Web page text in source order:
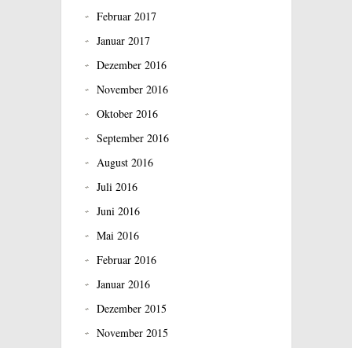
Februar 2017
Januar 2017
Dezember 2016
November 2016
Oktober 2016
September 2016
August 2016
Juli 2016
Juni 2016
Mai 2016
Februar 2016
Januar 2016
Dezember 2015
November 2015